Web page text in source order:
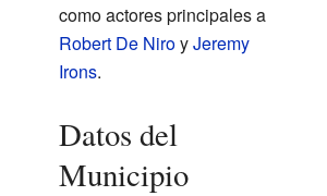
como actores principales a
Robert De NiroyJeremy
Irons.
Datos del
Municipio